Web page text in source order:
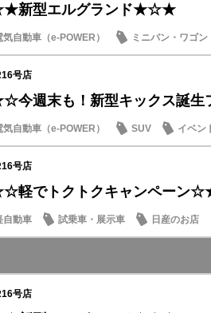
新型エルグランド★☆★
気自動車（e-POWER）
ミニバン・ワゴン
産のお店
号店
週末も！新型キックス誕
気自動車（e-POWER） SUV
イベン
産のお店
号店
軽でトクトクキャンペーン
自動車 試乗車・展示車 日産のお店
号店